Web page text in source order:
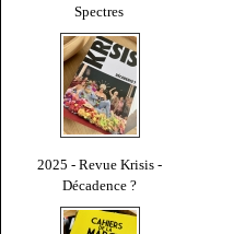
Spectres
2025 - Revue Krisis -
Décadence ?